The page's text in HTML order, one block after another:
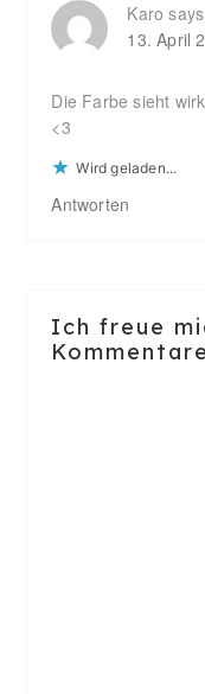
Karo says
13. April
Die Farbe sieht
<3
Wird geladen...
Antworten
Ich freue
Kommentare